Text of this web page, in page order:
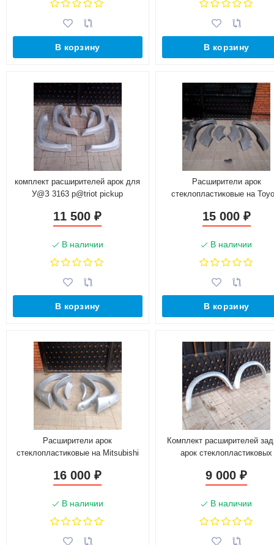
В корзину В корзину
комплект расширителей арок для
У@З 3163 p@triot pickup
11 500₽
В наличии
В корзину
Расширители арок
стеклопластиковые на
15 000 ₽
В наличии
В корзину
Расширители арок
стеклопластиковые на Mitsubishi
16 000₽
В наличии
Комплект расширителей
арок стеклопластиковых
9 000₽
В наличии